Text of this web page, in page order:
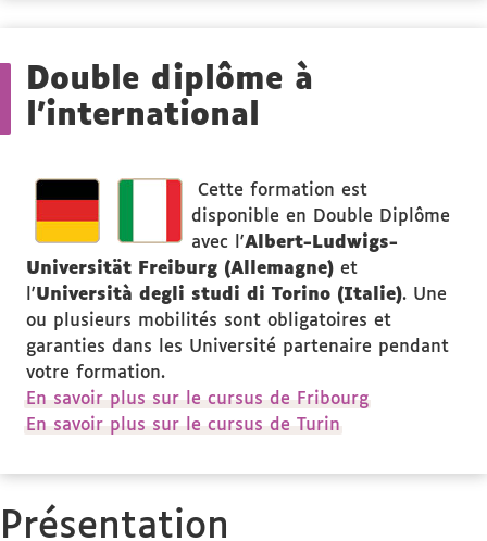
Double diplôme à
l'international
Cette formation est
disponible en Double Diplôme
avec l'Albert-Ludwigs-
Universität Freiburg (Allemagne) et
l'Università degli studi di Torino (Italie). Une
ou plusieurs mobilités sont obligatoires et
garanties dans les Université partenaire pendant
votre formation.
En savoir plus sur le cursus de Fribourg
En savoir plus sur le cursus de Turin
Présentation